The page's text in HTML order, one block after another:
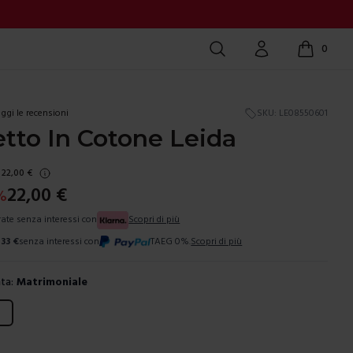
Cerca Account 0
items in
le recensioni SKU: LE08550601
In Cotone Leida
22,00 €
22,00 €
senza interessi con
Scopri di più
€senza interessi con TAEG 0%. Scopri di più
Matrimoniale